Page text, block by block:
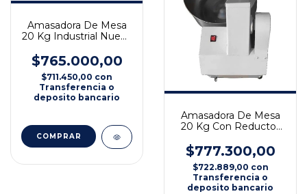
Amasadora De Mesa
20 Kg Industrial Nueva
$765.000,00
$711.450,00 con
Transferencia o
deposito bancario
COMPRAR
Amasadora De Mesa
20 Kg Con Reductor
$777.300,00
$722.889,00 con
Transferencia o
deposito bancario